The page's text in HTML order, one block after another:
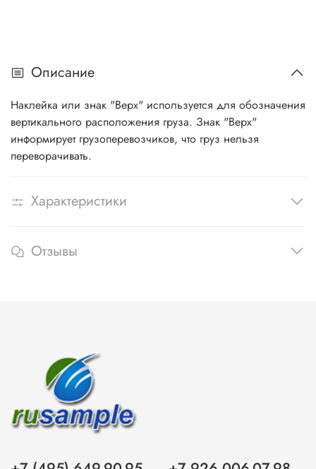
Описание
Наклейка или знак "Верх" используется для обозначения
вертикального расположения груза. Знак "Верх"
информирует грузоперевозчиков, что груз нельзя
переворачивать.
Характеристики
Отзывы